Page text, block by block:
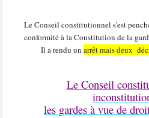
Le Conseil constitutionnel s'est
conformité à la Constitution de la
Il a rendu un arrêt mais deux
Le Conseil
les gardes à vue de